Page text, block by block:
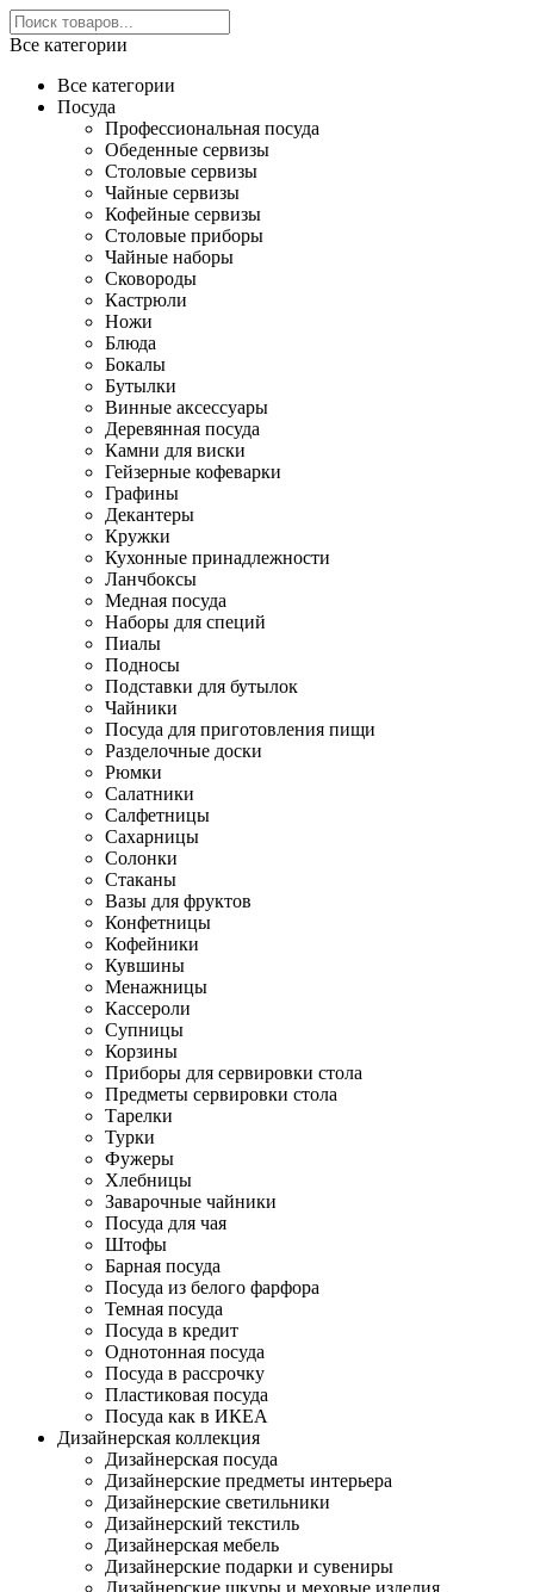
Все категории
Все категории
Посуда
Профессиональная посуда
Обеденные сервизы
Столовые сервизы
Чайные сервизы
Кофейные сервизы
Столовые приборы
Чайные наборы
Сковороды
Кастрюли
Ножи
Блюда
Бокалы
Бутылки
Винные аксессуары
Деревянная посуда
Камни для виски
Гейзерные кофеварки
Графины
Декантеры
Кружки
Кухонные принадлежности
Ланчбоксы
Медная посуда
Наборы для специй
Пиалы
Подносы
Подставки для бутылок
Чайники
Посуда для приготовления пищи
Разделочные доски
Рюмки
Салатники
Салфетницы
Сахарницы
Солонки
Стаканы
Вазы для фруктов
Конфетницы
Кофейники
Кувшины
Менажницы
Кассероли
Супницы
Корзины
Приборы для сервировки стола
Предметы сервировки стола
Тарелки
Турки
Фужеры
Хлебницы
Заварочные чайники
Посуда для чая
Штофы
Барная посуда
Посуда из белого фарфора
Темная посуда
Посуда в кредит
Однотонная посуда
Посуда в рассрочку
Пластиковая посуда
Посуда как в ИКЕА
Дизайнерская коллекция
Дизайнерская посуда
Дизайнерские предметы интерьера
Дизайнерские светильники
Дизайнерский текстиль
Дизайнерская мебель
Дизайнерские подарки и сувениры
Дизайнерские шкуры и меховые изделия